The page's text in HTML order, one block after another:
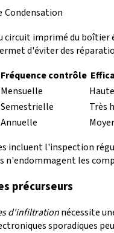
Condensation
circuit imprimé du boîtier
d'éviter des
Fréquence contrôle
Mensuelle
Haute
Semestrielle
Très
Annuelle
incluent l'inspection
les
précurseurs
d'infiltrationnécessite
sporadiques